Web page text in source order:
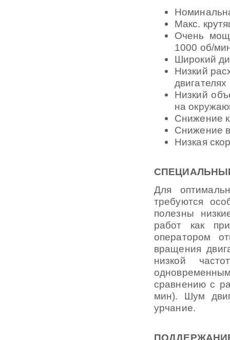
Макс.
Очень
1000 об/
Широкий
Низкий
двигателях
Низкий
на
Снижение
Снижение
Низкая
Для
требуются
полезны
работ как
оператором
вращения
низкой
сравнению с
мин). Шум
урчание.